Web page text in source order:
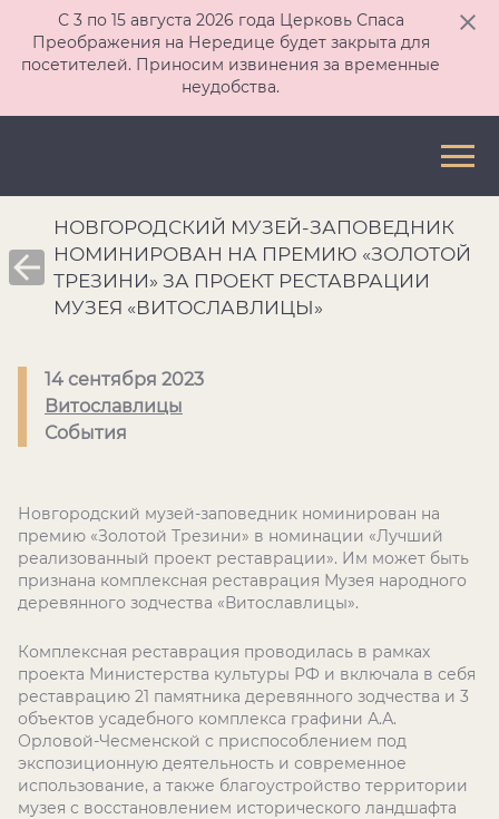
С 3 по 15 августа 2026 года Церковь Спаса
Преображения на Нередице будет закрыта для
посетителей. Приносим извинения за временные
неудобства.
НОВГОРОДСКИЙ МУЗЕЙ-ЗАПОВЕДНИК
НОМИНИРОВАН НА ПРЕМИЮ «ЗОЛОТОЙ
ТРЕЗИНИ» ЗА ПРОЕКТ РЕСТАВРАЦИИ
МУЗЕЯ «ВИТОСЛАВЛИЦЫ»
14 сентября 2023
Витославлицы
События
Новгородский музей-заповедник номинирован на
премию «Золотой Трезини» в номинации «Лучший
реализованный проект реставрации». Им может быть
признана комплексная реставрация Музея народного
деревянного зодчества «Витославлицы».
Комплексная реставрация проводилась в рамках
проекта Министерства культуры РФ и включала в себя
реставрацию 21 памятника деревянного зодчества и 3
объектов усадебного комплекса графини А.А.
Орловой-Чесменской с приспособлением под
экспозиционную деятельность и современное
использование, а также благоустройство территории
музея с восстановлением исторического ландшафта